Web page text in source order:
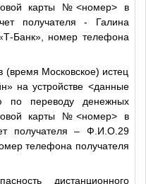
карты № <номер> в
получателя - Галина
Банк», номер телефона
(время Московское) истец
на устройстве <данные
переводу денежных
карты № <номер> в
получателя – Ф.И.О.29
телефона получателя
дистанционного